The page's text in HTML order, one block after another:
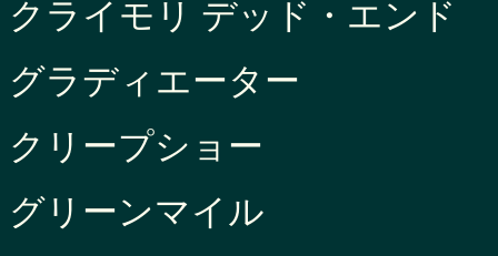
クライモリ デッド・エンド
グラディエーター
クリープショー
グリーンマイル